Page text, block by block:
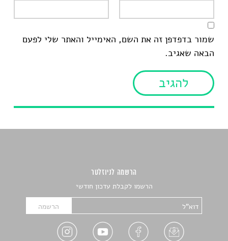
שמור בדפדפן זה את השם, האימייל והאתר שלי לפעם
הבאה שאגיב.
הרשמה לניוזלטר
הרשמו לקבלת עדכון חודשי